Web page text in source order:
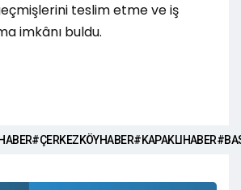
teslim etme ve iş
imkânı buldu.